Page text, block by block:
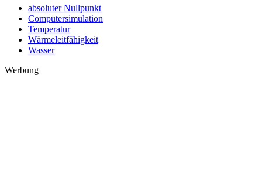
absoluter Nullpunkt
Computersimulation
Temperatur
Wärmeleitfähigkeit
Wasser
Werbung